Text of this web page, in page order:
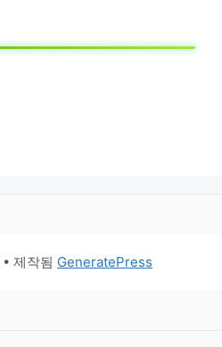
• 제작됨 GeneratePress